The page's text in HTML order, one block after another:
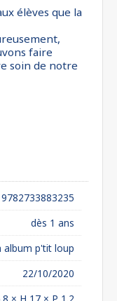
élèves que la
faire
soin de notre
9782733883235
dès 1 ans
album p'tit loup
22/10/2020